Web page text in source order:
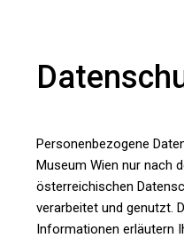
Personenbezogene
Museum Wien nur nach
österreichischen
verarbeitet und genutzt.
Informationen erläutern